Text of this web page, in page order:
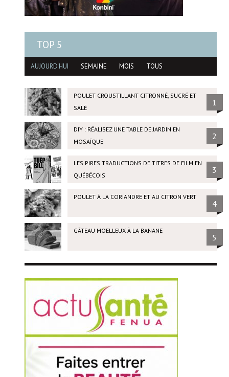
TOP 5
AUJOURD'HUI SEMAINE MOIS TOUS
POULET CROUSTILLANT CITRONNÉ, SUCRÉ ET
SALÉ
1
DIY : RÉALISEZ UNE TABLE DE JARDIN EN
MOSAÏQUE
2
LES PIRES TRADUCTIONS DE TITRES DE FILM EN
QUÉBÉCOIS
3
POULET À LA CORIANDRE ET AU CITRON VERT
4
GÂTEAU MOELLEUX À LA BANANE
5